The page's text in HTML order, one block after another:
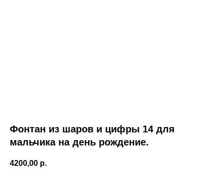
Фонтан из шаров и цифры 14 для
мальчика на день рождение.
4200,00 р.